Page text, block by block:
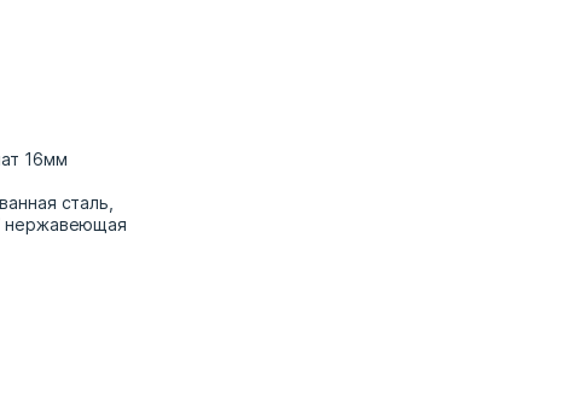
16мм
сталь,
нержавеющая